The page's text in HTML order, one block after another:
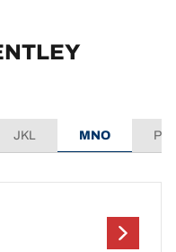
JKL MNO